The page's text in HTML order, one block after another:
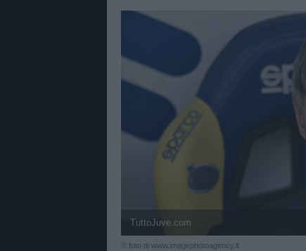
TuttoJuve.com
© foto di www.imagephotoagency.it